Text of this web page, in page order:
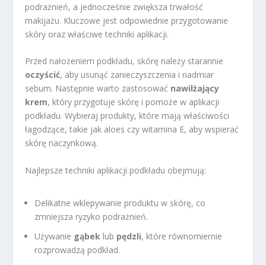
podrażnień, a jednocześnie zwiększa trwałość
makijażu. Kluczowe jest odpowiednie przygotowanie
skóry oraz właściwe techniki aplikacji.
Przed nałożeniem podkładu, skórę należy starannie
oczyścić, aby usunąć zanieczyszczenia i nadmiar
sebum. Następnie warto zastosować nawilżający
krem, który przygotuje skórę i pomoże w aplikacji
podkładu. Wybieraj produkty, które mają właściwości
łagodzące, takie jak aloes czy witamina E, aby wspierać
skórę naczynkową.
Najlepsze techniki aplikacji podkładu obejmują:
Delikatne wklepywanie produktu w skórę, co
zmniejsza ryzyko podrażnień.
Używanie gąbek lub pędzli, które równomiernie
rozprowadzą podkład.